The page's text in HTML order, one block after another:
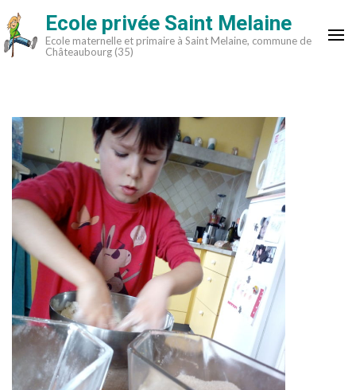
Aller
au
contenu
Ecole privée Saint Melaine
Ecole maternelle et primaire à Saint Melaine, commune de
Châteaubourg (35)